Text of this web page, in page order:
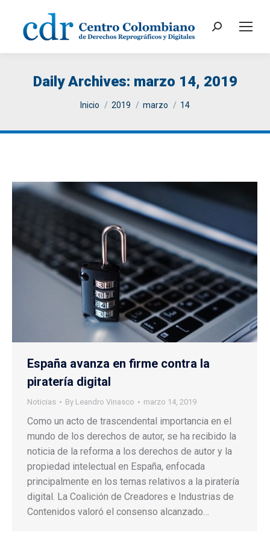
Search:
Daily Archives: marzo 14, 2019
You are here:
Inicio 2019 marzo 14
España avanza en firme contra la
piratería digital
Noticias By Leandro Vinasco marzo 14, 2019
Como un acto de trascendental importancia en el
mundo de los derechos de autor, se ha recibido la
noticia de la reforma a los derechos de autor y la
propiedad intelectual en España, enfocada
principalmente en los temas relativos a la piratería
digital. La Coalición de Creadores e Industrias de
Contenidos valoró el consenso alcanzado…